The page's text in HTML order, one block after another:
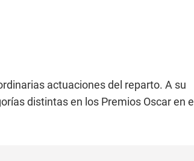
actuaciones del reparto. A su
distintas en los Premios Oscar en el